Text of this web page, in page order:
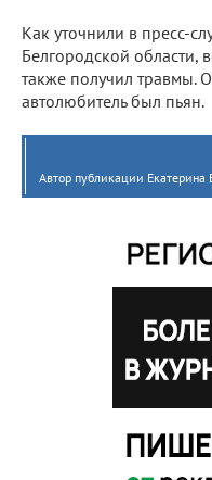
Как уточнили в пресс-
Белгородской области,
также получил травмы.
автолюбитель был пьян.
Автор публикации